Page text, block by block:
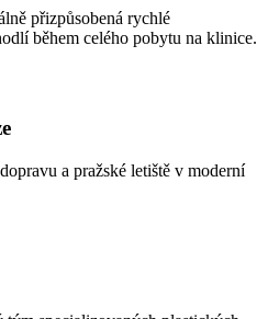
přizpůsobená rychlé
během celého pobytu na klinice.
a pražské letiště v moderní